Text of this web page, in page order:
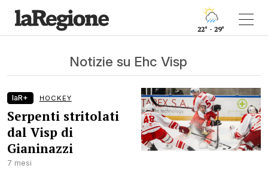
22° - 29°
Notizie su Ehc Visp
laR+ HOCKEY
Serpenti stritolati
dal Visp di
Gianinazzi
7 mesi